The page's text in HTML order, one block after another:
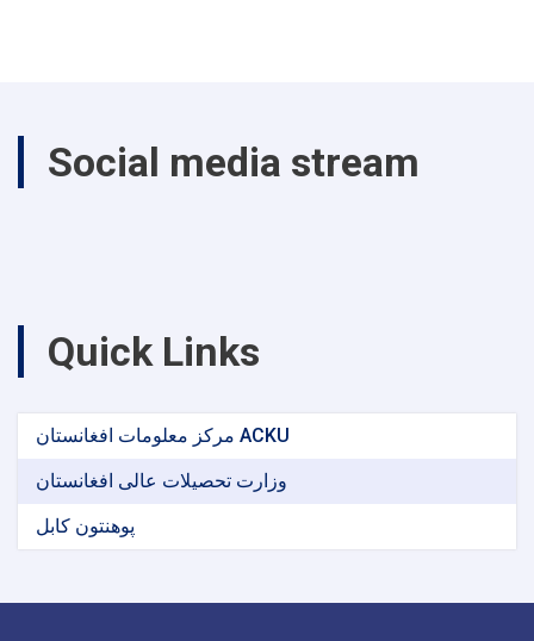
Social media stream
Quick Links
مرکز معلومات افغانستان ACKU
وزارت تحصیلات عالی افغانستان
پوهنتون کابل